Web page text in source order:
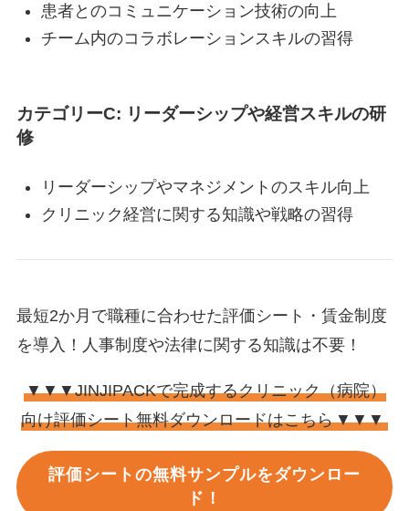
患者とのコミュニケーション技術の向上
チーム内のコラボレーションスキルの習得
カテゴリーC: リーダーシップや経営スキルの研
修
リーダーシップやマネジメントのスキル向上
クリニック経営に関する知識や戦略の習得
最短2か月で職種に合わせた評価シート・賃金制度
を導入！人事制度や法律に関する知識は不要！
▼▼▼JINJIPACKで完成するクリニック（病院）
向け評価シート無料ダウンロードはこちら▼▼▼
評価シートの無料サンプルをダウンロー
ド！